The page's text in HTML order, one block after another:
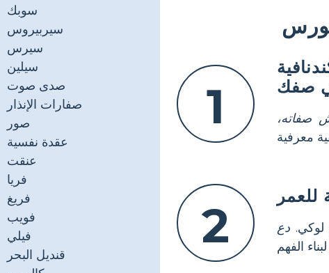
سوبك
سيربيروس
سيرس
سيلين
صدى صوت
صفارات الإنذار
صور
عقدة نفسية
عنقت
فريا
فريغ
فويب
فيلي
قنديل البحر
1
صفك
صفاته،
2 لوكي. دع